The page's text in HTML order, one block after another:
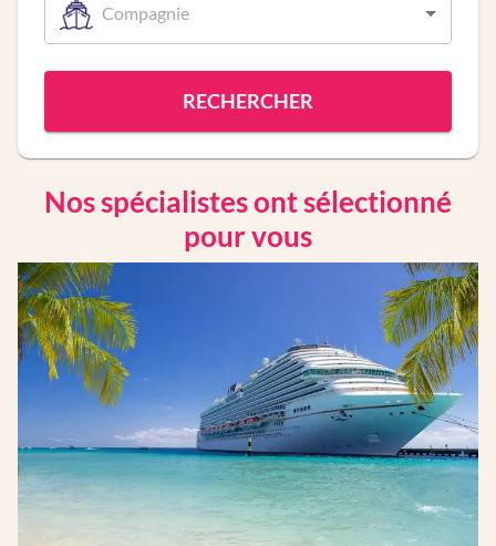
Compagnie
RECHERCHER
Nos spécialistes ont sélectionné
pour vous